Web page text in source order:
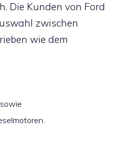
Die Kunden von Ford
zwischen
wie dem